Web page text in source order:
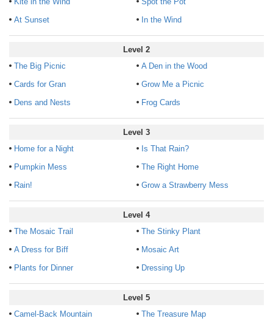
At Sunset
In the Wind
Level 2
The Big Picnic
A Den in the Wood
Cards for Gran
Grow Me a Picnic
Dens and Nests
Frog Cards
Level 3
Home for a Night
Is That Rain?
Pumpkin Mess
The Right Home
Rain!
Grow a Strawberry Mess
Level 4
The Mosaic Trail
The Stinky Plant
A Dress for Biff
Mosaic Art
Plants for Dinner
Dressing Up
Level 5
Camel-Back Mountain
The Treasure Map